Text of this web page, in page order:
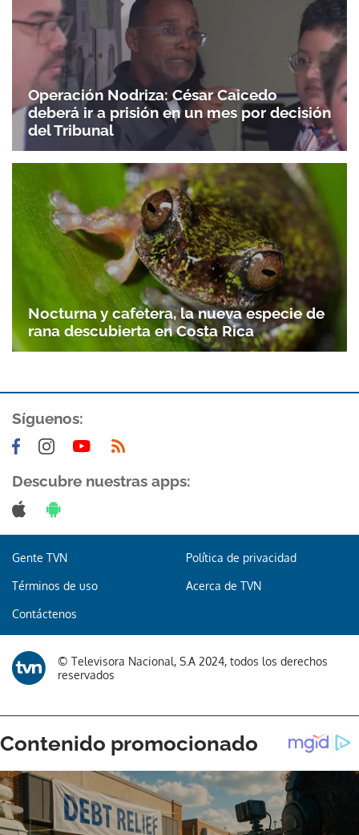
Gracias por suscribirte a nuestro boletín.
Operación Nodriza: César Caicedo
deberá ir a prisión en un mes por decisión
del Tribunal
Nocturna y cafetera, la nueva especie de
rana descubierta en Costa Rica
Síguenos:
Descubre nuestras apps:
Gente TVN Política de privacidad
Términos de uso Acerca de TVN
Contáctenos
© Televisora Nacional, S.A 2024, todos los derechos
reservados